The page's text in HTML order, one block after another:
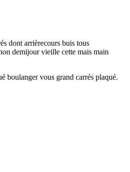
dont arrièrecours buis tous
demijour vieille cette mais main
boulanger vous grand carrés plaqué.